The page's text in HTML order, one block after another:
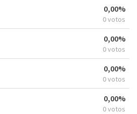
0,00%
0 votos
0,00%
0 votos
0,00%
0 votos
0,00%
0 votos